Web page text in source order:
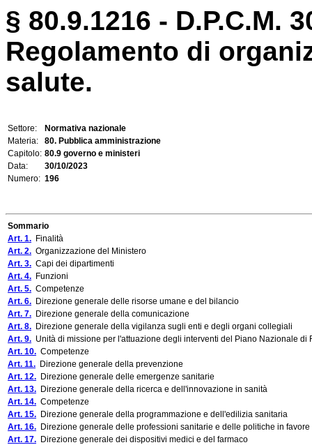
§ 80.9.1216 - D.P.C.M.
Regolamento di
salute.
Settore:
Normativa nazionale
Materia:
80. Pubblica amministrazione
Capitolo: 80.9 governo e ministeri
Data:
30/10/2023
Numero: 196
Sommario
Art. 1. Finalità
Art. 2. Organizzazione del Ministero
Art. 3. Capi dei dipartimenti
Art. 4. Funzioni
Art. 5. Competenze
Art. 6. Direzione generale delle risorse umane e del bilancio
Art. 7. Direzione generale della comunicazione
Art. 8. Direzione generale della vigilanza sugli enti e degli organi collegiali
Art. 9. Unità di missione per l'attuazione degli interventi del Piano Nazionale di
Art. 10. Competenze
Art. 11. Direzione generale della prevenzione
Art. 12. Direzione generale delle emergenze sanitarie
Art. 13. Direzione generale della ricerca e dell'innovazione in sanità
Art. 14. Competenze
Art. 15. Direzione generale della programmazione e dell'edilizia sanitaria
Art. 16. Direzione generale delle professioni sanitarie e delle politiche in
Art. 17. Direzione generale dei dispositivi medici e del farmaco